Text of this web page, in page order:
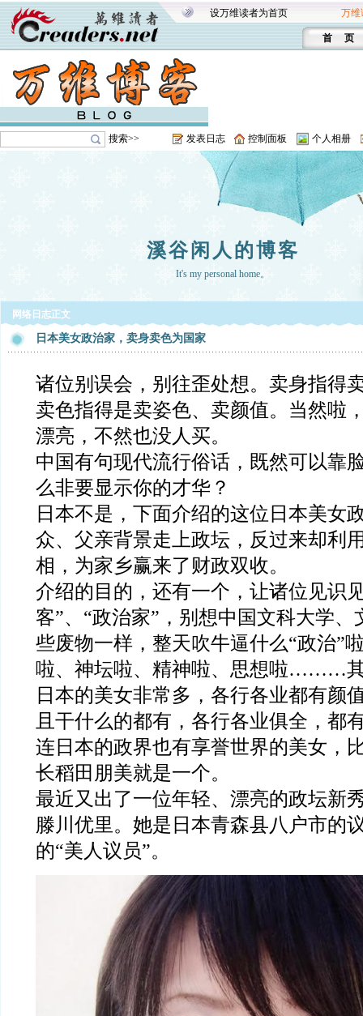
设万维读者为首页 万维
首 页
搜索>> 发表日志 控制面板 个人相册
溪谷闲人的博客
It's my personal home。
网络日志正文
日本美女政治家，卖身卖色为国家
诸位别误会，别往歪处想。卖身指得
卖色指得是卖姿色、卖颜值。当然啦
漂亮，不然也没人买。
中国有句现代流行俗话，既然可以靠
么非要显示你的才华？
日本不是，下面介绍的这位日本美女
众、父亲背景走上政坛，反过来却利
相，为家乡赢来了财政双收。
介绍的目的，还有一个，让诸位见识
客”、“政治家”，别想中国文科大学
些废物一样，整天吹牛逼什么“政治”
啦、神坛啦、精神啦、思想啦………
日本的美女非常多，各行各业都有颜
且干什么的都有，各行各业俱全，都
连日本的政界也有享誉世界的美女，
长稻田朋美就是一个。
最近又出了一位年轻、漂亮的政坛新
滕川优里。她是日本青森县八户市的
的“美人议员”。